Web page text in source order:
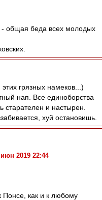
общая беда всех молодых
грязных намеков...)
нап. Все единоборства
старателен и настырен.
хуй остановишь.
2019 22:44
Понсе, как и к любому